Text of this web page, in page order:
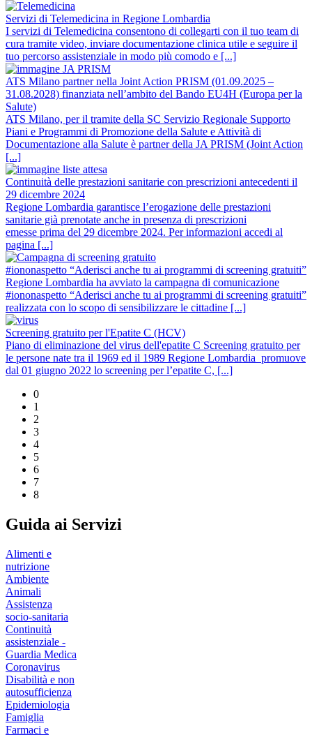
Servizi di Telemedicina in Regione Lombardia
I servizi di Telemedicina consentono di collegarti con il tuo team di
cura tramite video, inviare documentazione clinica utile e seguire il
tuo percorso assistenziale in modo più comodo e [...]
ATS Milano partner nella Joint Action PRISM (01.09.2025 –
31.08.2028) finanziata nell’ambito del Bando EU4H (Europa per la
Salute)
ATS Milano, per il tramite della SC Servizio Regionale Supporto
Piani e Programmi di Promozione della Salute e Attività di
Documentazione alla Salute è partner della JA PRISM (Joint Action
[...]
Continuità delle prestazioni sanitarie con prescrizioni antecedenti il
29 dicembre 2024
Regione Lombardia garantisce l’erogazione delle prestazioni
sanitarie già prenotate anche in presenza di prescrizioni
emesse prima del 29 dicembre 2024. Per informazioni accedi al
pagina [...]
#iononaspetto “Aderisci anche tu ai programmi di screening gratuiti”
Regione Lombardia ha avviato la campagna di comunicazione
#iononaspetto “Aderisci anche tu ai programmi di screening gratuiti”
realizzata con lo scopo di sensibilizzare le cittadine [...]
Screening gratuito per l'Epatite C (HCV)
Piano di eliminazione del virus dell'epatite C Screening gratuito per
le persone nate tra il 1969 ed il 1989 Regione Lombardia promuove
dal 01 giugno 2022 lo screening per l’epatite C, [...]
0
1
2
3
4
5
6
7
8
Guida ai Servizi
Alimenti e
nutrizione
Ambiente
Animali
Assistenza
socio-sanitaria
Continuità
assistenziale -
Guardia Medica
Coronavirus
Disabilità e non
autosufficienza
Epidemiologia
Famiglia
Farmaci e